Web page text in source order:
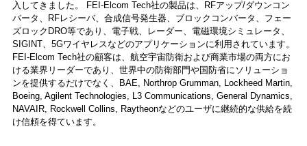
入してきました。 FEI-Elcom Tech社の製品は、RFアップ/ダウンコン
バータ、RFレシーバ、合成信号発生器、ブロックコンバータ、フェー
ズロックDRO等であり、電子戦、レーダー、電磁環境シミュレータ、
SIGINT、5Gワイヤレスなどのアプリケーションに利用されています。
FEI-Elcom Tech社の顧客は、航空宇宙防衛および商業市場の両方にお
ける業界リーダーであり、世界中の防衛部門や国防省にソリューショ
ンを提供するだけでなく、BAE, Northrop Grumman, Lockheed Martin,
Boeing, Agilent Technologies, L3 Communications, General Dynamics,
NAVAIR, Rockwell Collins, Raytheonなどのユーザに継続的な供給を続
け信頼を得ています。